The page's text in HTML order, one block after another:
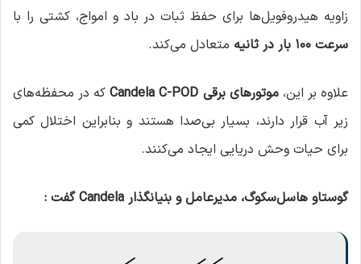
زاویه هیدروفویل‌ها برای حفظ ثبات در باد و امواج، کشتی را با
سرعت ۱۰۰ بار در ثانیه
متعادل می‌کند.
علاوه بر این،موتورهای برقی Candela C-POD
که در محفظه‌های
زیر آب قرار دارند، بسیار بی‌صدا هستند و بنابراین اختلال کمی
برای حیات وحش دریایی ایجاد می‌کنند.
گوستاو هاسل‌سکوگ، مدیرعامل و بنیانگذار Candela گفت :